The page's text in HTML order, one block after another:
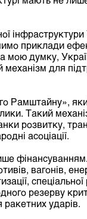
приклади
мою думку,
механізм для
Рамштайну»,
Такий
розвитку,
асоціації.
фінансуванням.
вагонів,
резерву
ударів.